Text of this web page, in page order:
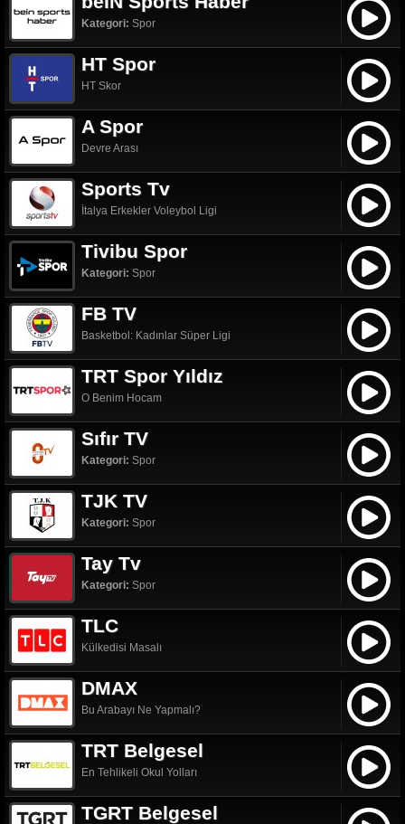
Kategori: Spor
HT Spor
HT Skor
A Spor
Devre Arası
Sports Tv
İtalya Erkekler Voleybol Ligi
Tivibu Spor
Kategori: Spor
FB TV
Basketbol: Kadınlar Süper Ligi
TRT Spor Yıldız
O Benim Hocam
Sıfır TV
Kategori: Spor
TJK TV
Kategori: Spor
Tay Tv
Kategori: Spor
TLC
Külkedisi Masalı
DMAX
Bu Arabayı Ne Yapmalı?
TRT Belgesel
En Tehlikeli Okul Yolları
TGRT Belgesel